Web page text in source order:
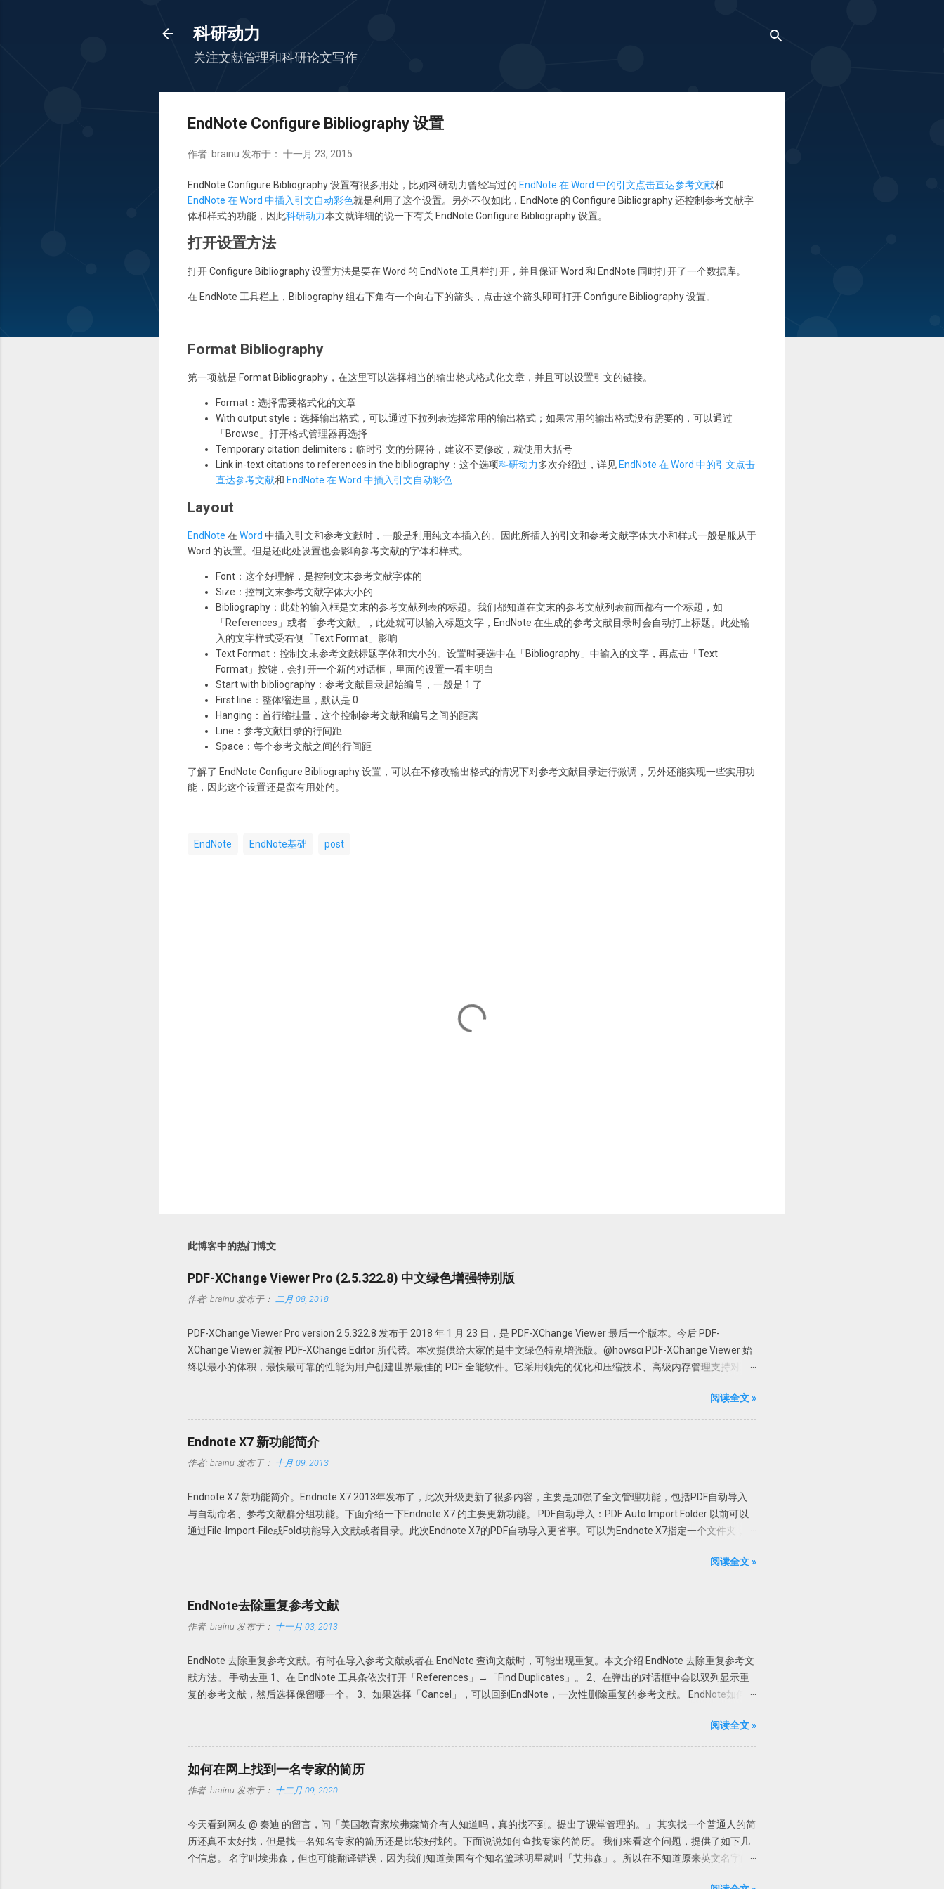
科研动力
关注文献管理和科研论文写作
EndNote Configure Bibliography 设置
作者: brainu 发布于： 十一月 23, 2015
EndNote Configure Bibliography 设置有很多用处，比如科研动力曾经写过的 EndNote 在 Word 中的引文点击直达参考文献和
EndNote 在 Word 中插入引文自动彩色就是利用了这个设置。另外不仅如此，EndNote 的 Configure Bibliography 还控制参考文献字
体和样式的功能，因此科研动力本文就详细的说一下有关 EndNote Configure Bibliography 设置。
打开设置方法
打开 Configure Bibliography 设置方法是要在 Word 的 EndNote 工具栏打开，并且保证 Word 和 EndNote 同时打开了一个数据库。
在 EndNote 工具栏上，Bibliography 组右下角有一个向右下的箭头，点击这个箭头即可打开 Configure Bibliography 设置。
Format Bibliography
第一项就是 Format Bibliography，在这里可以选择相当的输出格式格式化文章，并且可以设置引文的链接。
Format：选择需要格式化的文章
With output style：选择输出格式，可以通过下拉列表选择常用的输出格式；如果常用的输出格式没有需要的，可以通过
「Browse」打开格式管理器再选择
Temporary citation delimiters：临时引文的分隔符，建议不要修改，就使用大括号
Link in-text citations to references in the bibliography：这个选项科研动力多次介绍过，详见 EndNote 在 Word 中的引文点击
直达参考文献和 EndNote 在 Word 中插入引文自动彩色
Layout
EndNote 在Word 中插入引文和参考文献时，一般是利用纯文本插入的。因此所插入的引文和参考文献字体大小和样式一般是服从于
Word 的设置。但是还此处设置也会影响参考文献的字体和样式。
Font：这个好理解，是控制文末参考文献字体的
Size：控制文末参考文献字体大小的
Bibliography：此处的输入框是文末的参考文献列表的标题。我们都知道在文末的参考文献列表前面都有一个标题，如
「References」或者「参考文献」，此处就可以输入标题文字，EndNote 在生成的参考文献目录时会自动打上标题。此处输
入的文字样式受右侧「Text Format」影响
Text Format：控制文末参考文献标题字体和大小的。设置时要选中在「Bibliography」中输入的文字，再点击「Text
Format」按键，会打开一个新的对话框，里面的设置一看主明白
Start with bibliography：参考文献目录起始编号，一般是 1 了
First line：整体缩进量，默认是 0
Hanging：首行缩挂量，这个控制参考文献和编号之间的距离
Line：参考文献目录的行间距
Space：每个参考文献之间的行间距
了解了 EndNote Configure Bibliography 设置，可以在不修改输出格式的情况下对参考文献目录进行微调，另外还能实现一些实用功
能，因此这个设置还是蛮有用处的。
EndNote EndNote基础 post
此博客中的热门博文
PDF-XChange Viewer Pro (2.5.322.8) 中文绿色增强特别版
作者: brainu 发布于： 二月 08, 2018
PDF-XChange Viewer Pro version 2.5.322.8 发布于 2018 年 1 月 23 日，是 PDF-XChange Viewer 最后一个版本。今后 PDF-
XChange Viewer 就被 PDF-XChange Editor 所代替。本次提供给大家的是中文绿色特别增强版。@howsci PDF-XChange Viewer 始
终以最小的体积，最快最可靠的性能为用户创建世界最佳的 PDF 全能软件。它采用领先的优化和压缩技术、高级内存管理支持对
操作。 本版特点 1. 绿色便携，无需安装，解压即可使用； 中文界面； 特别版，可选择使用免费版或者升级为 Pro 版； 支持 32 位和
64 位操作系统。 使用方法 PDFX_Vwr_Port 压缩文件中为主程序，解压到一个目录中。建议不要直接解压到根目录或者解压到当前
文件夹，建议解压到一个特定文件夹，如 PDFXCview。此时是免费版，有一定广告，功能上有一定限制，但是一般使用无压力。
PDFX_Vwr_Port_OCR 压缩文件中为 OCR 识别文件，解压到 PDF-XChange Viewer 的目录文件即可使用文字识别。
Howsci.com_PDFXChange_Viewer_PRO_Crack 压缩文件中是破解论据，根据自己操作系统的不同，复制 X86 或者 X64 文件夹内
64 位操作系统，复制 X64 文件夹内的文件。 下载地址 https://howsci.pipipan.com/fs/1583321-237058340 链接:
https://pan.baidu.com/s/1jJyUD18 密码: a1un
阅读全文 »
Endnote X7 新功能简介
作者: brainu 发布于： 十月 09, 2013
Endnote X7 新功能简介。Endnote X7 2013年发布了，此次升级更新了很多内容，主要是加强了全文管理功能，包括PDF自动导入
与自动命名、参考文献群分组功能。下面介绍一下Endnote X7 的主要更新功能。 PDF自动导入：PDF Auto Import Folder 以前可以
通过File-Import-File或Fold功能导入文献或者目录。此次Endnote X7的PDF自动导入更省事。可以为Endnote X7指定一个文件夹，只
Edit→Preferences-PDF Handling，选择Enable automatic importing。在弹出的新窗口中选择自动导入的文件夹，然后确定即可。
只要今后该文件夹内有新文献存入，Endnote X7 就可以自动导入新的文献。 但是注意Endnote X7 不能自动导入完整的资料，有
时可以缺少部分内容，如摘要或者页码等等。此时需要手动补齐。因此我个人还是建议在线搜索然后添加附件为最佳。 PDF自动重
命名：PDF Auto Renaming Options 以前通过File-Import-File或Fold功能导入的文献或者通过File Attachments添加的附件，PDF文
件名都以原始名称。这样做的坏外有很多，因为很多下载的文章名称都是一些无意义的名字，如数字和字母的组合。在Endnote存档
知道。 此处Endnote X7升级更新了可以自动重命名功能：PDF Auto Renaming Options。可以根据设定的规则自动重命名新添加的
PDF文档。 具体设置 Edit-Preferences-PDF Handling，即可选择自动重命名方式。可以根据自己的喜好选择重命名方式，如上
Author + Year，今后导入的文献就会均以作者+发表年代命名。 但是此功能仅限于设置了PDF Auto Renaming Options功能之后导入
阅读全文 »
EndNote去除重复参考文献
作者: brainu 发布于： 十一月 03, 2013
EndNote 去除重复参考文献。有时在导入参考文献或者在 EndNote 查询文献时，可能出现重复。本文介绍 EndNote 去除重复参考文
献方法。 手动去重 1、在 EndNote 工具条依次打开「References」→「Find Duplicates」。 2、在弹出的对话框中会以双列显示重
复的参考文献，然后选择保留哪一个。 3、如果选择「Cancel」，可以回到EndNote，一次性删除重复的参考文献。 EndNote如何判
者，发表年代，以及题目一样即可认为是一样的参考文献。因此，在弹出的对话框中选择「Author」「Year」「Title」即可。 自动
去重 其实我们完全可以把去重完全自动化。 依次打开Edit」→「Preferences」→「Duplicates」，选择「Atuomatically discard
duplicates」打勾，这样， EndNote 在查询文献或者导入文时，如果发现有重复，就会自动把重复的参考文献丢弃。
阅读全文 »
如何在网上找到一名专家的简历
作者: brainu 发布于： 十二月 09, 2020
今天看到网友 @ 秦迪 的留言，问「美国教育家埃弗森简介有人知道吗，真的找不到。提出了课堂管理的。」 其实找一个普通人的简
历还真不太好找，但是找一名知名专家的简历还是比较好找的。下面说说如何查找专家的简历。 我们来看这个问题，提供了如下几
个信息。 名字叫埃弗森，但也可能翻译错误，因为我们知道美国有个知名篮球明星就叫「艾弗森」。所以在不知道原来英文名字的